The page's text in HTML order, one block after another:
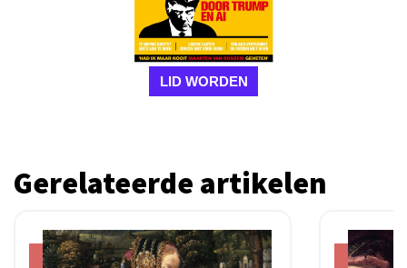
LID WORDEN
Gerelateerde artikelen